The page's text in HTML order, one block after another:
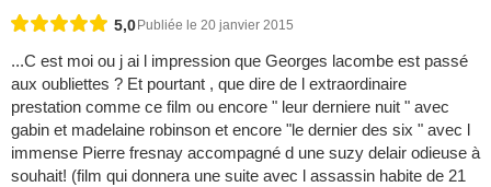
5,0Publiée le 20 janvier 2015
...C est moi ou j ai l impression que Georges lacombe est passé
aux oubliettes ? Et pourtant , que dire de l extraordinaire
prestation comme ce film ou encore " leur derniere nuit " avec
gabin et madelaine robinson et encore "le dernier des six " avec l
immense Pierre fresnay accompagné d une suzy delair odieuse à
souhait! (film qui donnera une suite avec l assassin habite de 21